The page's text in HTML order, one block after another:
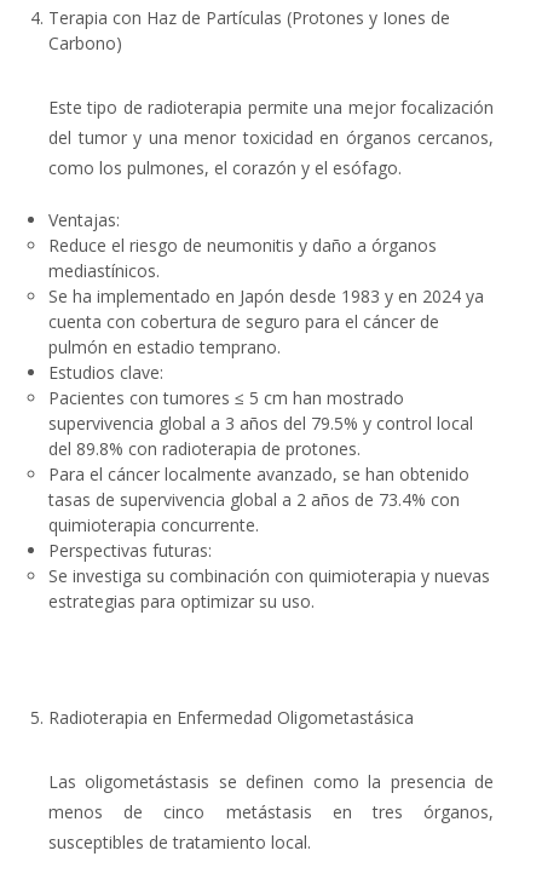
Terapia con Haz de Partículas (Protones y Iones de
Carbono)
Este tipo de radioterapia permite una mejor focalización
del tumor y una menor toxicidad en órganos cercanos,
como los pulmones, el corazón y el esófago.
Ventajas:
Reduce el riesgo de neumonitis y daño a órganos
mediastínicos.
Se ha implementado en Japón desde 1983 y en 2024 ya
cuenta con cobertura de seguro para el cáncer de
pulmón en estadio temprano.
Estudios clave:
Pacientes con tumores ≤ 5 cm han mostrado
supervivencia global a 3 años del 79.5% y control local
del 89.8% con radioterapia de protones.
Para el cáncer localmente avanzado, se han obtenido
tasas de supervivencia global a 2 años de 73.4% con
quimioterapia concurrente.
Perspectivas futuras:
Se investiga su combinación con quimioterapia y nuevas
estrategias para optimizar su uso.
Radioterapia en Enfermedad Oligometastásica
Las oligometástasis se definen como la presencia de
menos de cinco metástasis en tres órganos,
susceptibles de tratamiento local.